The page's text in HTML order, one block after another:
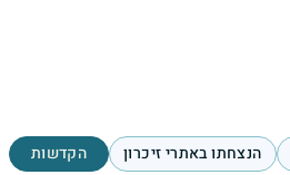
הנצחתו באתרי זיכרון הקדשות